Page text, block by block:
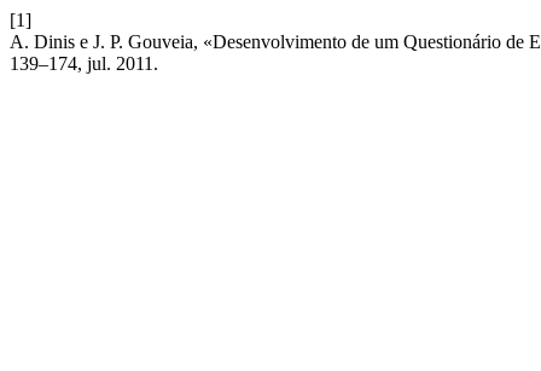
[1]
A. Dinis e J. P. Gouveia, «Desenvolvimento de um Questionário de
139–174, jul. 2011.